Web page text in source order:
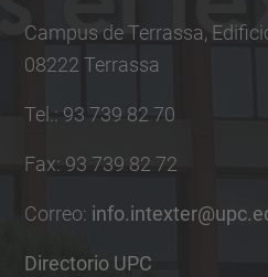
Campus de Terrassa,
08222 Terrassa
Tel. : 93 739 82 70
Fax: 93 739 82 72
Correo:
Directorio UPC